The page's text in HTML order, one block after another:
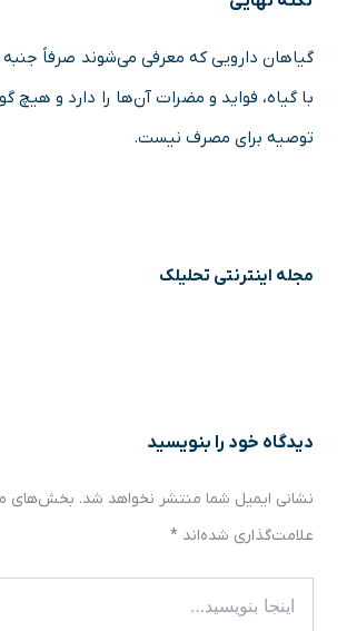
گیاهان دارویی که معرفی می‌شوند صرفاً
با گیاه، فواید و مضرات آن‌ها را دارد و هیچ
توصیه برای مصرف نیست.
مجله اینترنتی تحلیلک
دیدگاه‌ خود را بنویسید
نشانی ایمیل شما منتشر نخواهد شد. بخش‌های
علامت‌گذاری شده‌اند *
بنویسید…